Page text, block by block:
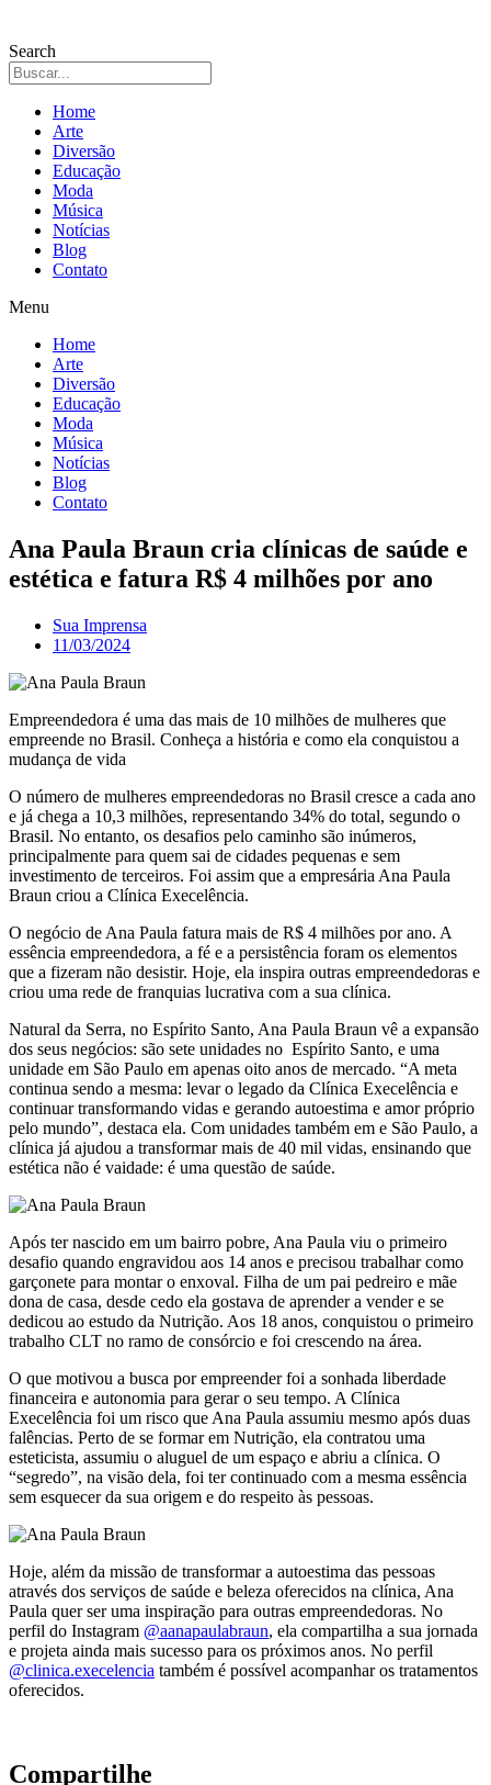
Search
Home
Arte
Diversão
Educação
Moda
Música
Notícias
Blog
Contato
Menu
Home
Arte
Diversão
Educação
Moda
Música
Notícias
Blog
Contato
Ana Paula Braun cria clínicas de saúde e
estética e fatura R$ 4 milhões por ano
Sua Imprensa
11/03/2024
Empreendedora é uma das mais de 10 milhões de mulheres que
empreende no Brasil. Conheça a história e como ela conquistou a
mudança de vida
O número de mulheres empreendedoras no Brasil cresce a cada ano
e já chega a 10,3 milhões, representando 34% do total, segundo o
Brasil. No entanto, os desafios pelo caminho são inúmeros,
principalmente para quem sai de cidades pequenas e sem
investimento de terceiros. Foi assim que a empresária Ana Paula
Braun criou a Clínica Execelência.
O negócio de Ana Paula fatura mais de R$ 4 milhões por ano. A
essência empreendedora, a fé e a persistência foram os elementos
que a fizeram não desistir. Hoje, ela inspira outras empreendedoras e
criou uma rede de franquias lucrativa com a sua clínica.
Natural da Serra, no Espírito Santo, Ana Paula Braun vê a expansão
dos seus negócios: são sete unidades no Espírito Santo, e uma
unidade em São Paulo em apenas oito anos de mercado. “A meta
continua sendo a mesma: levar o legado da Clínica Execelência e
continuar transformando vidas e gerando autoestima e amor próprio
pelo mundo”, destaca ela. Com unidades também em e São Paulo, a
clínica já ajudou a transformar mais de 40 mil vidas, ensinando que
estética não é vaidade: é uma questão de saúde.
Após ter nascido em um bairro pobre, Ana Paula viu o primeiro
desafio quando engravidou aos 14 anos e precisou trabalhar como
garçonete para montar o enxoval. Filha de um pai pedreiro e mãe
dona de casa, desde cedo ela gostava de aprender a vender e se
dedicou ao estudo da Nutrição. Aos 18 anos, conquistou o primeiro
trabalho CLT no ramo de consórcio e foi crescendo na área.
O que motivou a busca por empreender foi a sonhada liberdade
financeira e autonomia para gerar o seu tempo. A Clínica
Execelência foi um risco que Ana Paula assumiu mesmo após duas
falências. Perto de se formar em Nutrição, ela contratou uma
esteticista, assumiu o aluguel de um espaço e abriu a clínica. O
“segredo”, na visão dela, foi ter continuado com a mesma essência
sem esquecer da sua origem e do respeito às pessoas.
Hoje, além da missão de transformar a autoestima das pessoas
através dos serviços de saúde e beleza oferecidos na clínica, Ana
Paula quer ser uma inspiração para outras empreendedoras. No
perfil do Instagram @aanapaulabraun, ela compartilha a sua jornada
e projeta ainda mais sucesso para os próximos anos. No perfil
@clinica.execelencia também é possível acompanhar os tratamentos
oferecidos.
Compartilhe